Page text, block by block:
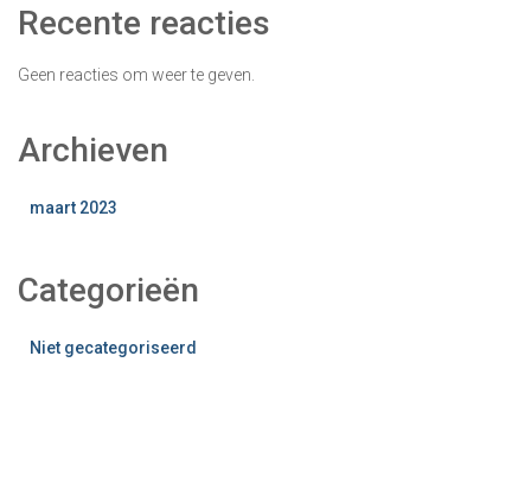
Recente reacties
Geen reacties om weer te geven.
Archieven
maart 2023
Categorieën
Niet gecategoriseerd